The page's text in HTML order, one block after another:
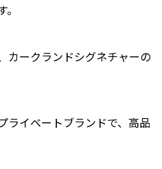
カークランドシグネチャーの
ライベートブランドで、高品